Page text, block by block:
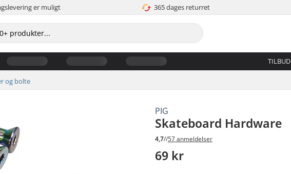
er muligt 365 dages returret
TILBUD
og bolte
PIG
Skateboard Hardware
4,7//57 anmeldelser
69 kr